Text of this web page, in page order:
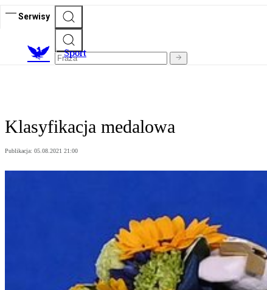
Serwisy
Sport
Klasyfikacja medalowa
Publikacja: 05.08.2021 21:00